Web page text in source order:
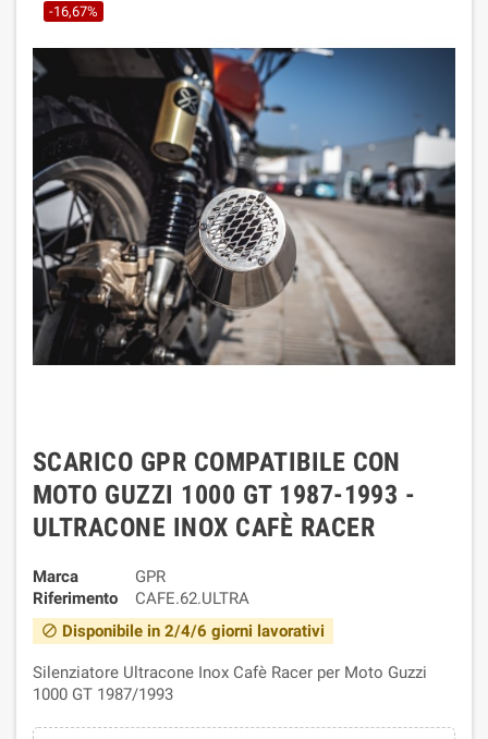
-16,67%
SCARICO GPR COMPATIBILE CON
MOTO GUZZI 1000 GT 1987-1993 -
ULTRACONE INOX CAFÈ RACER
Marca
GPR
Riferimento
CAFE.62.ULTRA
block Disponibile in 2/4/6 giorni lavorativi
Silenziatore Ultracone Inox Cafè Racer per Moto Guzzi
1000 GT 1987/1993